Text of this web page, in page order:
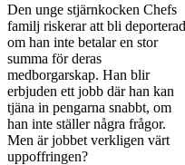
Den unge stjärnkocken Chefs
familj riskerar att bli
om han inte betalar en stor
summa för deras
medborgarskap. Han blir
erbjuden ett jobb där han kan
tjäna in pengarna snabbt, om
han inte ställer några frågor.
Men är jobbet verkligen värt
uppoffringen?